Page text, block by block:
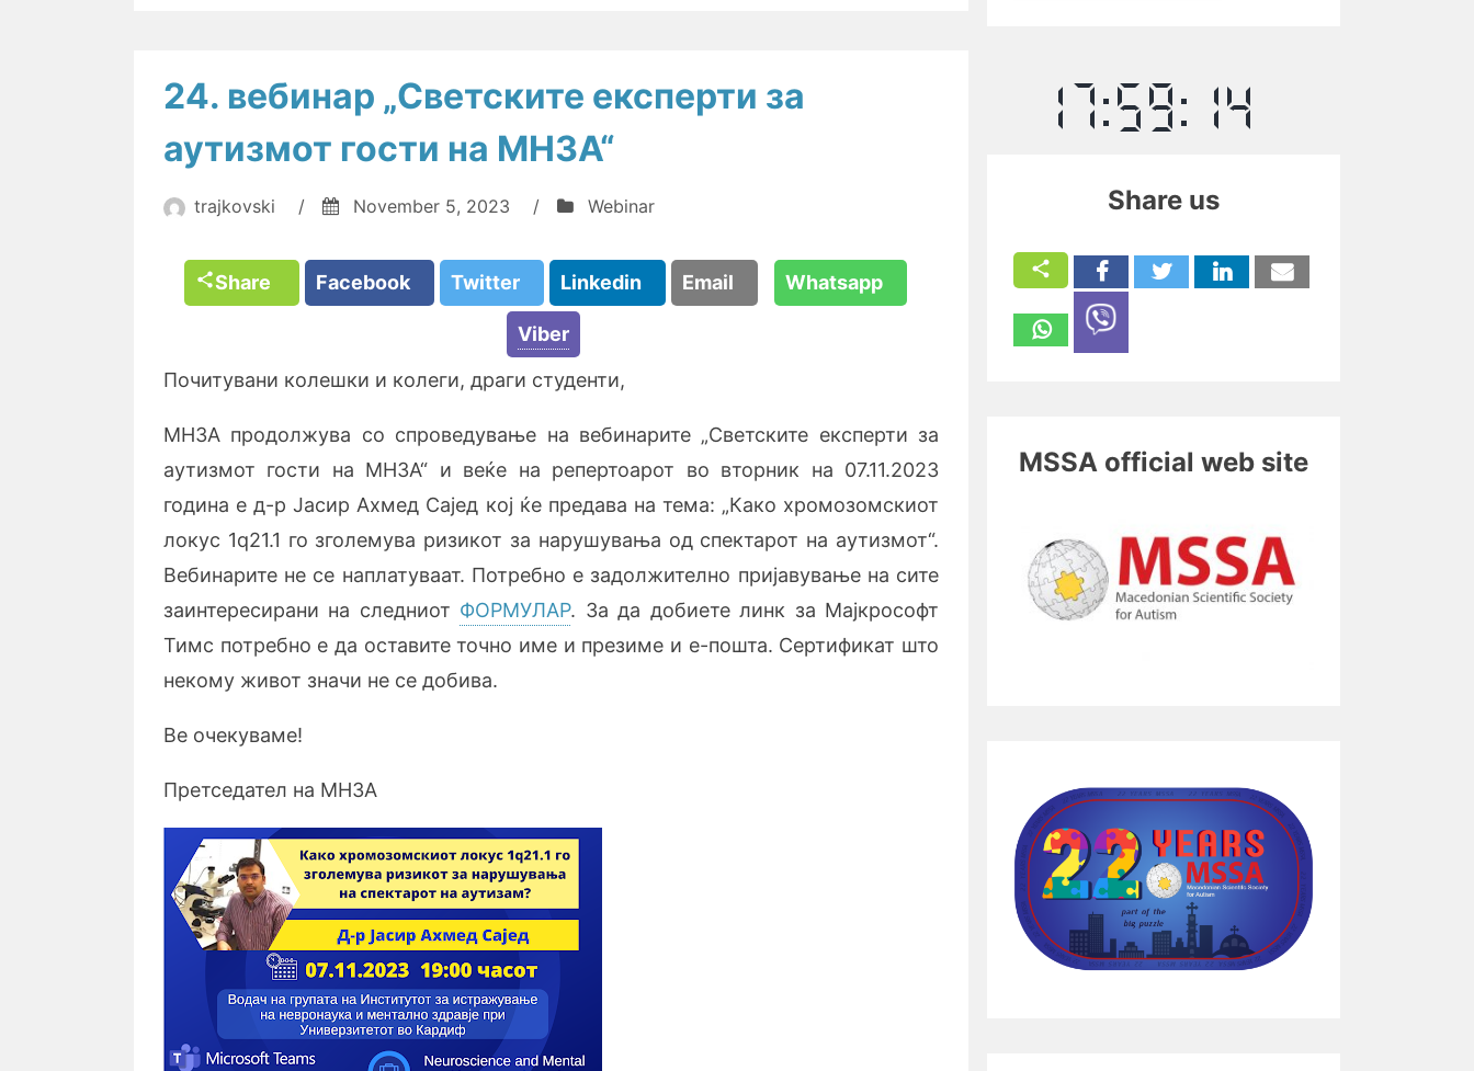
24. вебинар „Светските експерти за
аутизмот гости на МНЗА“
trajkovski / November 5, 2023 / Webinar
Share Facebook Twitter Linkedin Email Whatsapp
Viber
Почитувани колешки и колеги, драги студенти,
МНЗА продолжува со спроведување на вебинарите „Светските експерти за
аутизмот гости на МНЗА“ и веќе на репертоарот во вторник на 07.11.2023
година е д-р Јасир Ахмед Сајед кој ќе предава на тема: „Како хромозомскиот
локус 1q21.1 го зголемува ризикот за нарушувања од спектарот на аутизмот“.
Вебинарите не се наплатуваат. Потребно е задолжително пријавување на сите
заинтересирани на следниот ФОРМУЛАР. За да добиете линк за Мајкрософт
Тимс потребно е да оставите точно име и презиме и е-пошта. Сертификат што
некому живот значи не се добива.
Ве очекуваме!
Претседател на МНЗА
Share us
MSSA official web site